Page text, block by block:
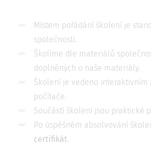
Místem pořádání školení je
společnosti.
Školíme dle materiálů
doplněných o naše materiály.
Školení je vedeno interaktivním
počítače.
Součástí školení jsou praktické
Po úspěšném absolvování
certifikát.